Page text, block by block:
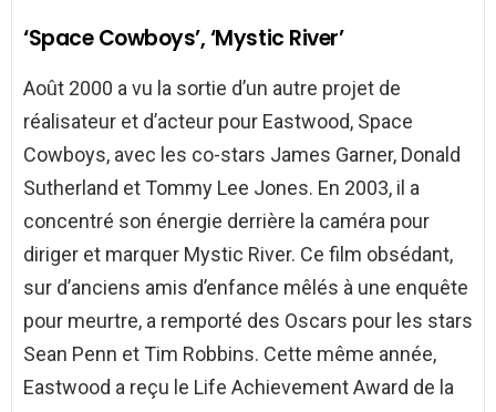
‘Space Cowboys’, ‘Mystic River’
Août 2000 a vu la sortie d’un autre projet de
réalisateur et d’acteur pour Eastwood, Space
Cowboys, avec les co-stars James Garner, Donald
Sutherland et Tommy Lee Jones. En 2003, il a
concentré son énergie derrière la caméra pour
diriger et marquer Mystic River. Ce film obsédant,
sur d’anciens amis d’enfance mêlés à une enquête
pour meurtre, a remporté des Oscars pour les stars
Sean Penn et Tim Robbins. Cette même année,
Eastwood a reçu le Life Achievement Award de la